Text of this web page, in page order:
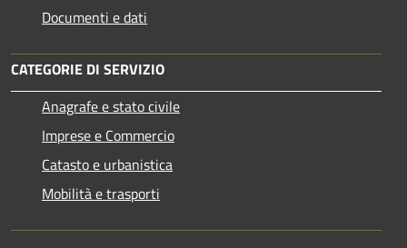
Documenti e dati
CATEGORIE DI SERVIZIO
Anagrafe e stato civile
Imprese e Commercio
Catasto e urbanistica
Mobilità e trasporti